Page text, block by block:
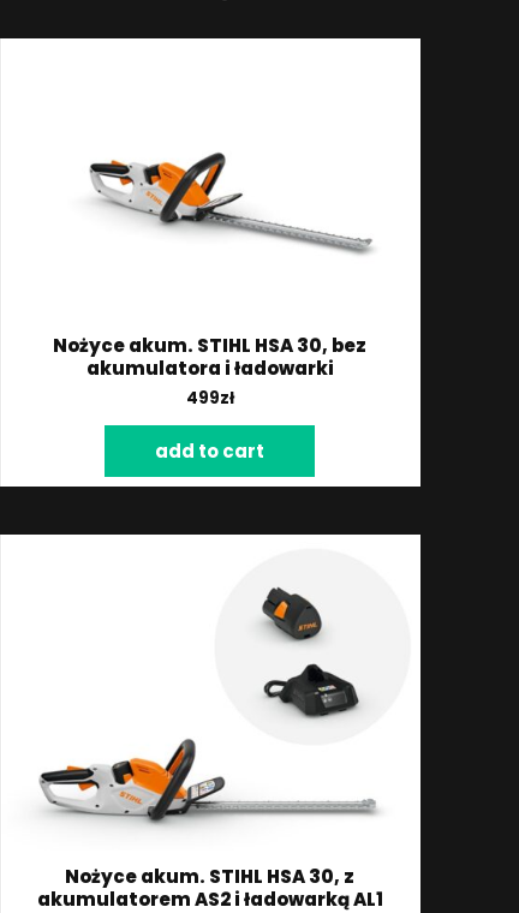
Nożyce akum. STIHL HSA 30, bez
akumulatora i ładowarki
499zł
add to cart
Nożyce akum. STIHL HSA 30, z
akumulatorem AS2 i ładowarką AL1